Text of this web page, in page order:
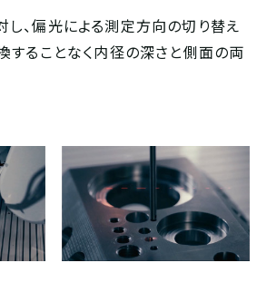
、偏光による測定方向の切り替え
することなく内径の深さと側面の両